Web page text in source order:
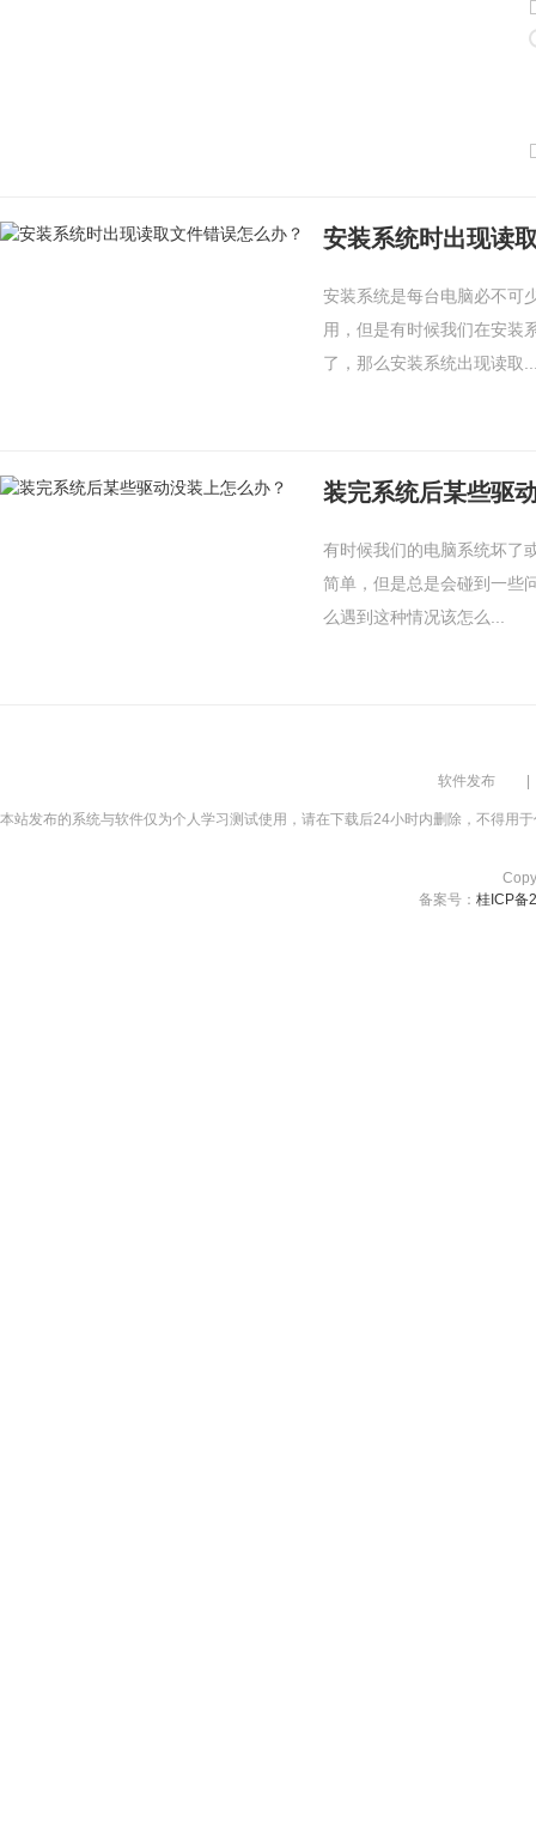
安装系统时出现读
安装系统是每台电脑必不可
用，但是有时候我们在安装
了，那么安装系统出现读取
装完系统后某些驱
有时候我们的电脑系统坏了
简单，但是总是会碰到一些
么遇到这种情况该怎么...
软件发布
本站发布的系统与软件仅为个人学习测试使用，请在下载后24小时内删除，不得用
备案号： 桂ICP备